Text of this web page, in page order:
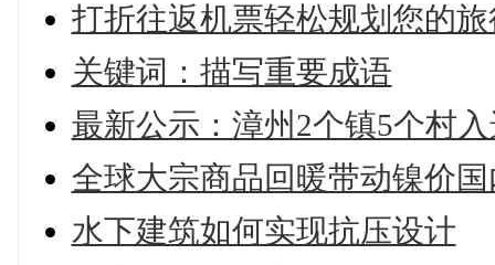
打折往返机票轻松规划您的
关键词：描写重要成语
最新公示：漳州2个镇5个村
全球大宗商品回暖带动镍价
水下建筑如何实现抗压设计